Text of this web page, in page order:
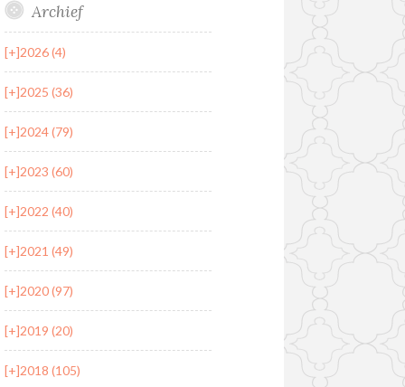
Archief
[+]2026 (4)
[+]2025 (36)
[+]2024 (79)
[+]2023 (60)
[+]2022 (40)
[+]2021 (49)
[+]2020 (97)
[+]2019 (20)
[+]2018 (105)